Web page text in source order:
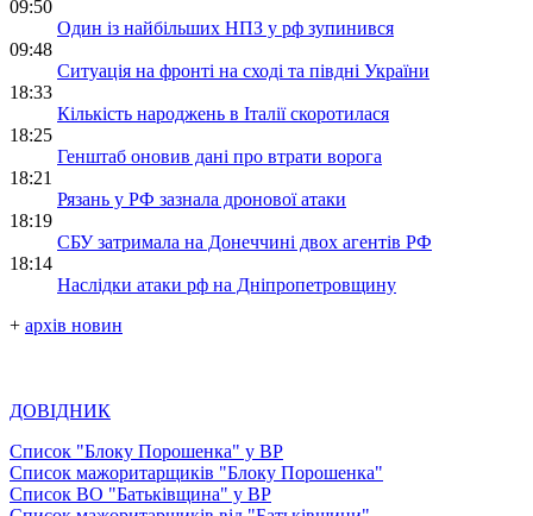
09:50
Один із найбільших НПЗ у рф зупинився
09:48
Ситуація на фронті на сході та півдні України
18:33
Кількість народжень в Італії скоротилася
18:25
Генштаб оновив дані про втрати ворога
18:21
Рязань у РФ зазнала дронової атаки
18:19
СБУ затримала на Донеччині двох агентів РФ
18:14
Наслідки атаки рф на Дніпропетровщину
+ архів новин
ДОВІДНИК
Список "Блоку Порошенка" у ВР
Список мажоритарщиків "Блоку Порошенка"
Список ВО "Батьківщина" у ВР